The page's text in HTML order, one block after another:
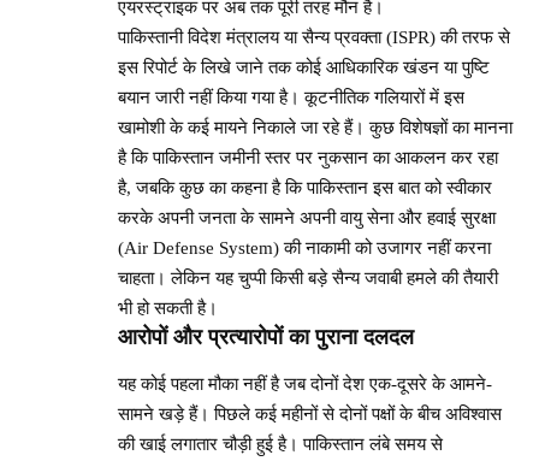
एयरस्ट्राइक पर अब तक पूरी तरह मौन है।
पाकिस्तानी विदेश मंत्रालय या सैन्य प्रवक्ता (ISPR) की तरफ से
इस रिपोर्ट के लिखे जाने तक कोई आधिकारिक खंडन या पुष्टि
बयान जारी नहीं किया गया है। कूटनीतिक गलियारों में इस
खामोशी के कई मायने निकाले जा रहे हैं। कुछ विशेषज्ञों का मानना
है कि पाकिस्तान जमीनी स्तर पर नुकसान का आकलन कर रहा
है, जबकि कुछ का कहना है कि पाकिस्तान इस बात को स्वीकार
करके अपनी जनता के सामने अपनी वायु सेना और हवाई सुरक्षा
(Air Defense System) की नाकामी को उजागर नहीं करना
चाहता। लेकिन यह चुप्पी किसी बड़े सैन्य जवाबी हमले की तैयारी
भी हो सकती है।
आरोपों और प्रत्यारोपों का पुराना दलदल
यह कोई पहला मौका नहीं है जब दोनों देश एक-दूसरे के आमने-
सामने खड़े हैं। पिछले कई महीनों से दोनों पक्षों के बीच अविश्वास
की खाई लगातार चौड़ी हुई है। पाकिस्तान लंबे समय से